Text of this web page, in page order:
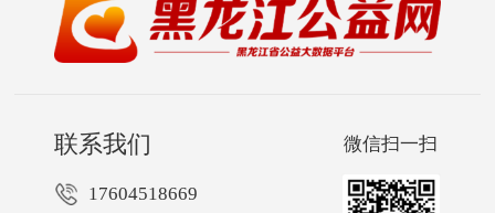
微信扫一扫
联系我们
17604518669